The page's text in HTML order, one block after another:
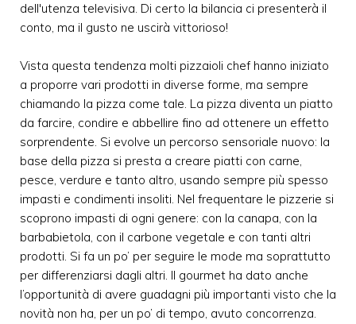
dell'utenza televisiva. Di certo la bilancia ci presenterà il
conto, ma il gusto ne uscirà vittorioso!
Vista questa tendenza molti pizzaioli chef hanno iniziato
a proporre vari prodotti in diverse forme, ma sempre
chiamando la pizza come tale. La pizza diventa un piatto
da farcire, condire e abbellire fino ad ottenere un effetto
sorprendente. Si evolve un percorso sensoriale nuovo: la
base della pizza si presta a creare piatti con carne,
pesce, verdure e tanto altro, usando sempre più spesso
impasti e condimenti insoliti. Nel frequentare le pizzerie si
scoprono impasti di ogni genere: con la canapa, con la
barbabietola, con il carbone vegetale e con tanti altri
prodotti. Si fa un po’ per seguire le mode ma soprattutto
per differenziarsi dagli altri. Il gourmet ha dato anche
l’opportunità di avere guadagni più importanti visto che la
novità non ha, per un po’ di tempo, avuto concorrenza.